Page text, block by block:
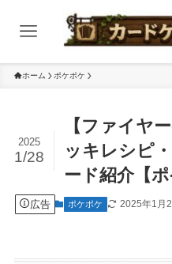
ホーム ポケポケ
【ファイヤ
ッキレシピ
ード紹介【ポ
2025
1/28
広告 ポケポケ 2025年1月